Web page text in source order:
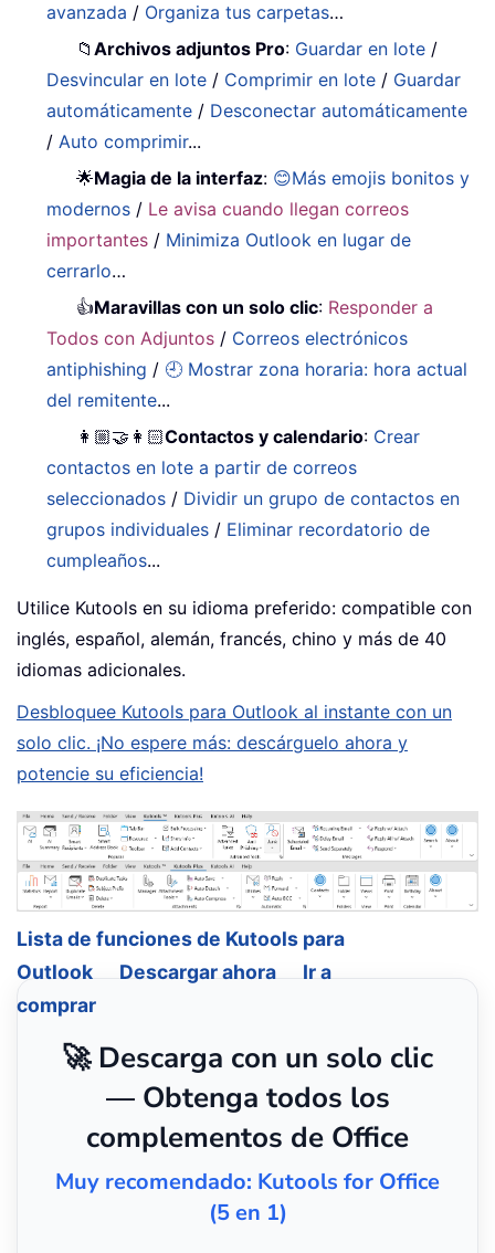
avanzada / Organiza tus carpetas…
📁Archivos adjuntos Pro: Guardar en lote /
Desvincular en lote / Comprimir en lote / Guardar
automáticamente / Desconectar automáticamente
/Auto comprimir...
🌟Magia de la interfaz: 😊Más emojis bonitos y
modernos / Le avisa cuando llegan correos
importantes / Minimiza Outlook en lugar de
cerrarlo…
👍Maravillas con un solo clic: Responder a
Todos con Adjuntos / Correos electrónicos
antiphishing / 🕘 Mostrar zona horaria: hora actual
del remitente...
👩🏼‍🤝‍👩🏻Contactos y calendario: Crear
contactos en lote a partir de correos
seleccionados / Dividir un grupo de contactos en
grupos individuales / Eliminar recordatorio de
cumpleaños...
Utilice Kutools en su idioma preferido: compatible con
inglés, español, alemán, francés, chino y más de 40
idiomas adicionales.
Desbloquee Kutools para Outlook al instante con un
solo clic. ¡No espere más: descárguelo ahora y
potencie su eficiencia!
Lista de funciones de Kutools para
Outlook
Descargar ahora
Ir a
comprar
🚀 Descarga con un solo clic
— Obtenga todos los
complementos de Office
Muy recomendado: Kutools for Office
(5 en 1)